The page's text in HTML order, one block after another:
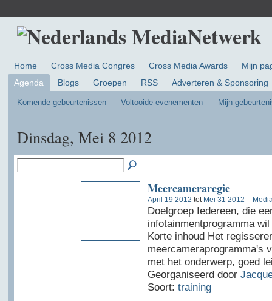
Home Cross Media Congres Cross Media Awards
Mijn
Agenda
Blogs Groepen RSS Adverteren & Sponsoring
Komende gebeurtenissen Voltooide evenementen Mijn
Dinsdag, Mei 8 2012
Meercameraregie
April 19 2012 tot Mei 31 2012 –
Doelgroep Iedereen, die
infotainmentprogramma
Korte inhoud Het
meercameraprogramma's
met het onderwerp, goed
Georganiseerd door
Soort: training